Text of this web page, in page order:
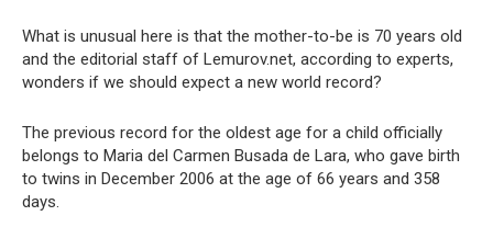
What is unusual here is that the mother-to-be is 70 years old
and the editorial staff of Lemurov.net, according to experts,
wonders if we should expect a new world record?
The previous record for the oldest age for a child officially
belongs to Maria del Carmen Busada de Lara, who gave birth
to twins in December 2006 at the age of 66 years and 358
days.